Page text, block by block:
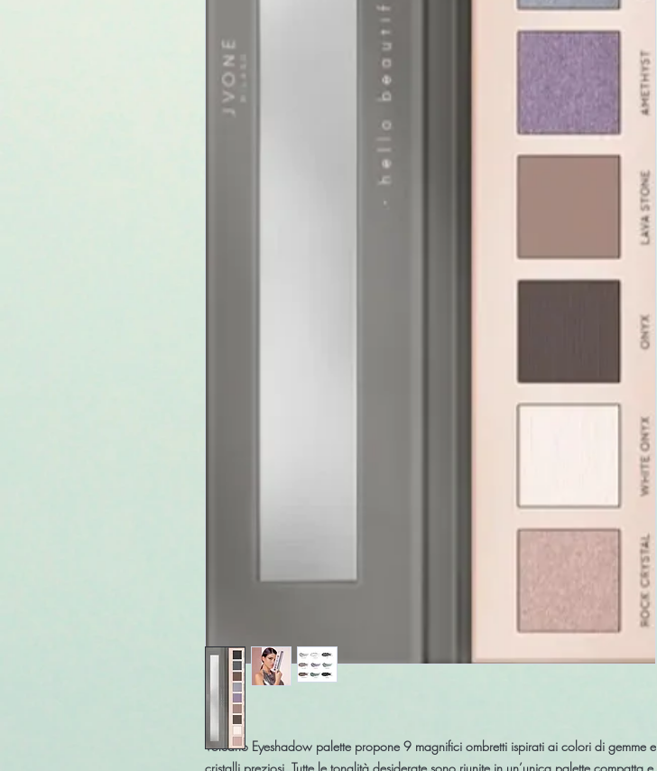
Volcano Eyeshadow palette propone 9 magnifici ombretti ispirati ai colori di gemme e